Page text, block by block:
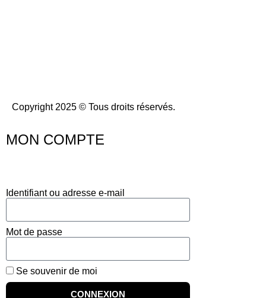
Copyright 2025 © Tous droits réservés.
MON COMPTE
Identifiant ou adresse e-mail
Mot de passe
Se souvenir de moi
CONNEXION